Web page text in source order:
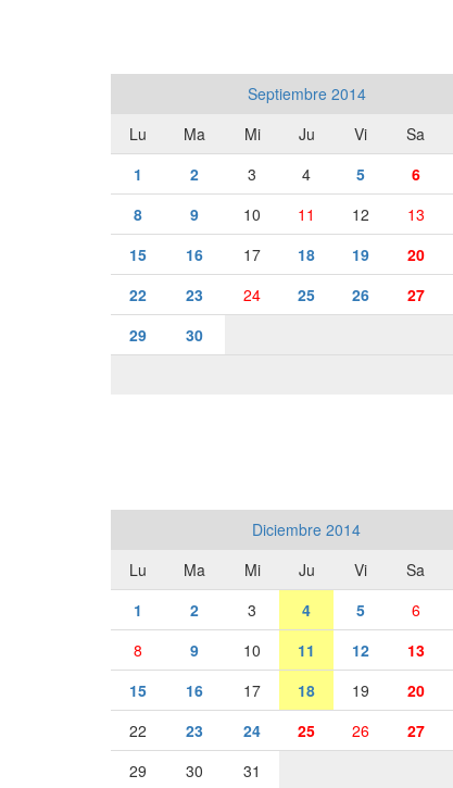
Septiembre 2014
Lu
Ma Mi Ju Vi Sa
1
2 3 4 5 6
8
9 10 11 12 13
15
16 17 18 19 20
22
23 24 25 26 27
29
30
Diciembre 2014
Lu
Ma Mi Ju Vi Sa
1
2 3 4 5 6
8
9 10 11 12 13
15
16 17 18 19 20
22
23 24 25 26 27
29
30 31